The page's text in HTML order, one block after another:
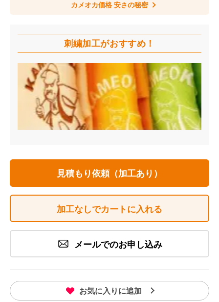
カメオカ価格 安さの秘密
刺繍加工がおすすめ！
見積もり依頼（加工あり）
加工なしでカートに入れる
メールでのお申し込み
お気に入りに追加